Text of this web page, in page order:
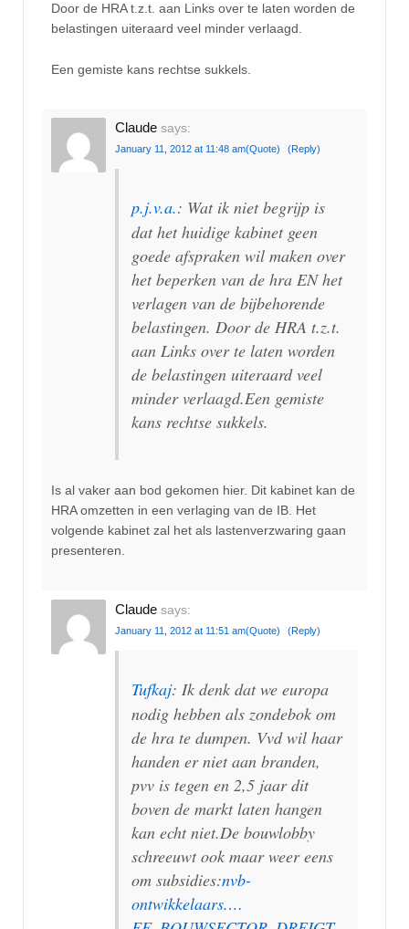
Door de HRA t.z.t. aan Links over te laten worden de
belastingen uiteraard veel minder verlaagd.
Een gemiste kans rechtse sukkels.
Claude says:
January 11, 2012 at 11:48 am(Quote) (Reply)
p.j.v.a.: Wat ik niet begrijp is
dat het huidige kabinet geen
goede afspraken wil maken over
het beperken van de hra EN het
verlagen van de bijbehorende
belastingen. Door de HRA t.z.t.
aan Links over te laten worden
de belastingen uiteraard veel
minder verlaagd.Een gemiste
kans rechtse sukkels.
Is al vaker aan bod gekomen hier. Dit kabinet kan de
HRA omzetten in een verlaging van de IB. Het
volgende kabinet zal het als lastenverzwaring gaan
presenteren.
Claude says:
January 11, 2012 at 11:51 am(Quote) (Reply)
Tufkaj: Ik denk dat we europa
nodig hebben als zondebok om
de hra te dumpen. Vvd wil haar
handen er niet aan branden,
pvv is tegen en 2,5 jaar dit
boven de markt laten hangen
kan echt niet.De bouwlobby
schreeuwt ook maar weer eens
om subsidies:nvb-
ontwikkelaars.…